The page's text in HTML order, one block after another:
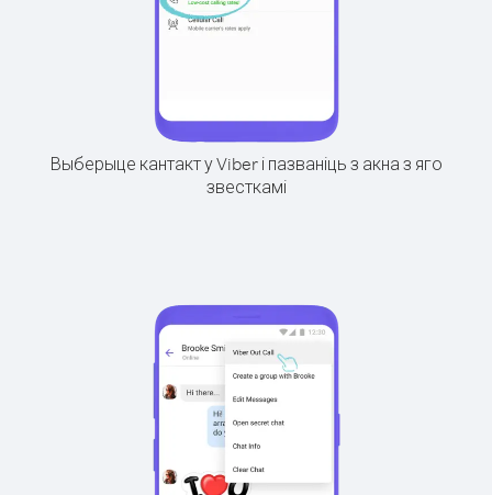
Выберыце кантакт у Viber і пазваніць з акна з яго
звесткамі